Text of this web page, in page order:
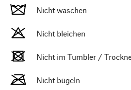
Nicht waschen
Nicht bleichen
Nicht im Tumbler /
Nicht bügeln